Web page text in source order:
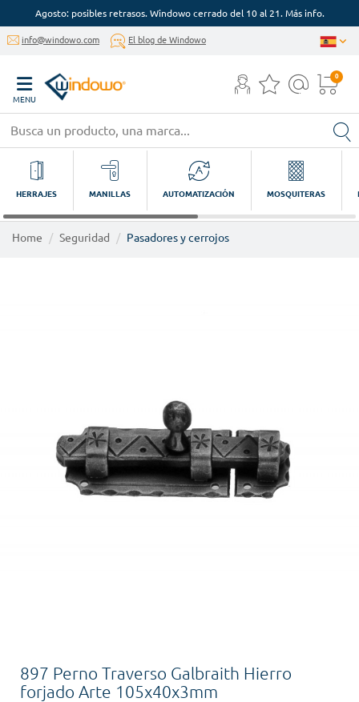
Agosto: posibles retrasos. Windowo cerrado del 10 al 21. Más info.
info@windowo.com El blog de Windowo
MENU
0
HERRAJES MANILLAS AUTOMATIZACIÓN MOSQUITERAS
Home Seguridad Pasadores y cerrojos
897 Perno Traverso Galbraith Hierro
forjado Arte 105x40x3mm